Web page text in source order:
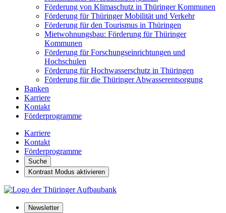
Förderung von Klimaschutz in Thüringer Kommunen
Förderung für Thüringer Mobilität und Verkehr
Förderung für den Tourismus in Thüringen
Mietwohnungsbau: Förderung für Thüringer
Kommunen
Förderung für Forschungseinrichtungen und
Hochschulen
Förderung für Hochwasserschutz in Thüringen
Förderung für die Thüringer Abwasserentsorgung
Banken
Karriere
Kontakt
Förderprogramme
Karriere
Kontakt
Förderprogramme
Suche
Kontrast Modus aktivieren
Newsletter